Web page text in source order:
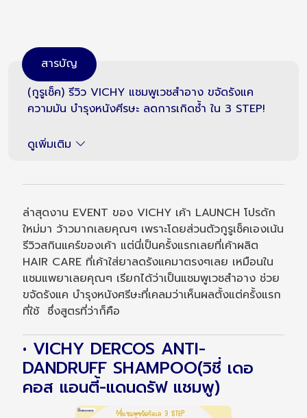
สารบัญ
(กูรูเช็ค) รีวิว VICHY แชมพูเวชสำอาง ขจัดรังแค
ความมัน บำรุงหนังศีรษะ ลดการเกิดซ้ำ ใน 3 STEP!
ดูเพิ่มเติม
ล่าสุดงาน EVENT ของ VICHY เค้า LAUNCH โปรดัก
ใหม่มา ว้าวมากเลยคุณๆ เพราะโดยส่วนตัวกูรูเช็คเองเน้น
รีวิวสกินแคร์ของเค้า แต่นี่เป็นครั้งแรกเลยที่เค้าผลิต
HAIR CARE ที่เค้าใส่ยาลดรังแคมาตรงๆเลย เหมือนใน
แชมแพยาเลยคุณๆ เรียกได้ว่าเป็นแชมพูเวชสำอาง ช่วย
ขจัดรังแค บำรุงหนังศรีษะที่เคลมว่าเห็นผลตั้งแต่ครั้งแรก
ที่ใช้ ซึ่งสูตรที่ว่าก็คือ
• VICHY DERCOS ANTI-
DANDRUFF SHAMPOO(วิชี่ เดอ
คอส แอนตี้-แดนดรัฟ แชมพู)